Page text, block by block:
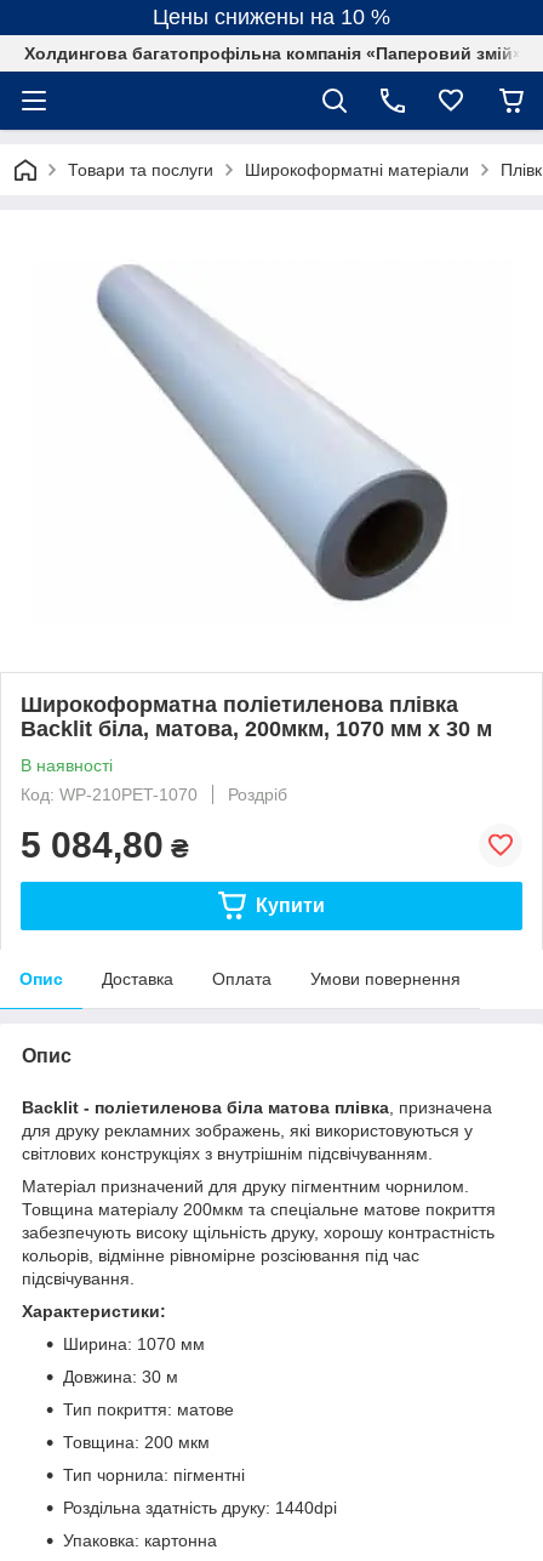
Цены снижены на 10 %
Холдингова багатопрофільна компанія «Паперовий змій»
Товари та послуги Широкоформатні матеріали
Широкоформатна поліетиленова плівка
Backlit біла, матова, 200мкм, 1070 мм х 30 м
В наявності
Код: WP-210PET-1070
Роздріб
5 084,80 ₴
Купити
Опис Доставка Оплата Умови повернення
Опис
Backlit - поліетиленова біла матова плівка , призначена
для друку рекламних зображень, які використовуються у
світлових конструкціях з внутрішнім підсвічуванням.
Матеріал призначений для друку пігментним чорнилом.
Товщина матеріалу 200мкм та спеціальне матове покриття
забезпечують високу щільність друку, хорошу контрастність
кольорів, відмінне рівномірне розсіювання під час
підсвічування.
Характеристики:
Ширина: 1070 мм
Довжина: 30 м
Тип покриття: матове
Товщина: 200 мкм
Тип чорнила: пігментні
Роздільна здатність друку: 1440dpi
Упаковка: картонна